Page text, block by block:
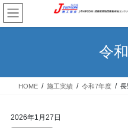
コ
ン
テ
ス
ナ
ビ
ゲ
ン
令
HOME 施工実績 令和7年度
2026年1月27日